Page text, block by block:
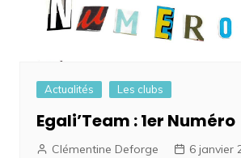
Actualités Les clubs
Egali’Team : 1er Numéro
Clémentine Deforge 6 janvier